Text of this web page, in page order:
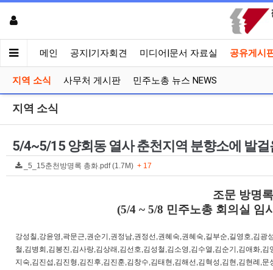
메인 공지|기자회견 미디어|문서 자료실 공유게시
지역 소식 사무처 게시판 민주노총 뉴스 NEWS
지역 소식
5/4~5/15 양회동 열사 춘천지역 분향소에 발
_5_15춘천방명록 총화.pdf (1.7M) + 17
조문 방명
(5/4 ~ 5/8 민주노총 회의실 임
강성칠,강윤영,곽문근,권순기,권정남,권정선,권혜숙,권혜숙,길부순,길영호,김
철,김병회,김봉진,김사랑,김상래,김선호,김성철,김소영,김수열,김순기,김애화,
지숙,김진섭,김진형,김진후,김진훈,김창수,김태현,김해선,김혁성,김현,김현례,